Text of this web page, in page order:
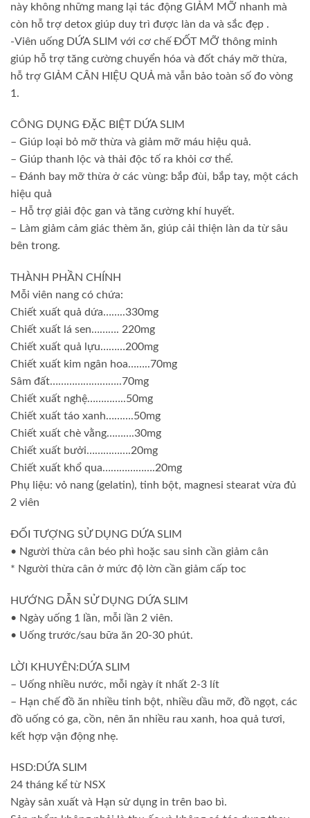
này không những mang lại tác động GIẢM MỠ nhanh mà
còn hỗ trợ detox giúp duy trì được làn da và sắc đẹp .
-Viên uống DỨA SLIM với cơ chế ĐỐT MỠ thông minh
giúp hỗ trợ tăng cường chuyển hóa và đốt cháy mỡ thừa,
hỗ trợ GIẢM CÂN HIỆU QUẢ mà vẫn bảo toàn số đo vòng
1.
CÔNG DỤNG ĐẶC BIỆT DỨA SLIM
– Giúp loại bỏ mỡ thừa và giảm mỡ máu hiệu quả.
– Giúp thanh lộc và thải độc tố ra khỏi cơ thể.
– Đánh bay mỡ thừa ở các vùng: bắp đùi, bắp tay, một cách
hiệu quả
– Hỗ trợ giải độc gan và tăng cường khí huyết.
– Làm giảm cảm giác thèm ăn, giúp cải thiện làn da từ sâu
bên trong.
THÀNH PHẦN CHÍNH
Mỗi viên nang có chứa:
Chiết xuất quả dứa……..330mg
Chiết xuất lá sen………. 220mg
Chiết xuất quả lựu………200mg
Chiết xuất kim ngân hoa……..70mg
Sâm đất……………………..70mg
Chiết xuất nghệ…………..50mg
Chiết xuất táo xanh……….50mg
Chiết xuất chè vằng……….30mg
Chiết xuất bưởi…………….20mg
Chiết xuất khổ qua……………….20mg
Phụ liệu: vỏ nang (gelatin), tinh bột, magnesi stearat vừa đủ
2 viên
ĐỐI TƯỢNG SỬ DỤNG DỨA SLIM
• Người thừa cân béo phì hoặc sau sinh cần giảm cân
* Người thừa cân ở mức độ lờn cần giảm cấp toc
HƯỚNG DẪN SỬ DỤNG DỨA SLIM
• Ngày uống 1 lần, mỗi lần 2 viên.
• Uống trước/sau bữa ăn 20-30 phút.
LỜI KHUYÊN:DỨA SLIM
– Uống nhiều nước, mỗi ngày ít nhất 2-3 lít
– Hạn chế đồ ăn nhiều tinh bột, nhiều dầu mỡ, đồ ngọt, các
đồ uống có ga, cồn, nên ăn nhiều rau xanh, hoa quả tươi,
kết hợp vận động nhẹ.
HSD:DỨA SLIM
24 tháng kể từ NSX
Ngày sản xuất và Hạn sử dụng in trên bao bì.